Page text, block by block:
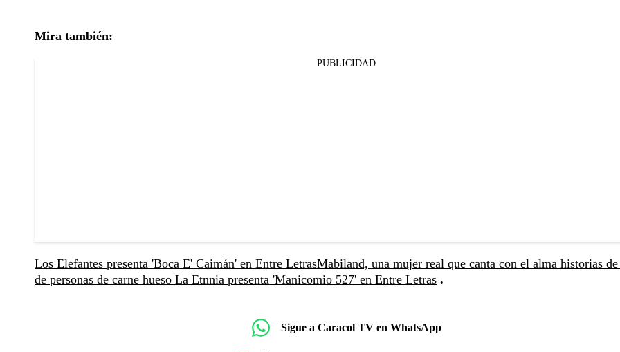
Mira también:
PUBLICIDAD
Los Elefantes presenta 'Boca E' Caimán' en Entre LetrasMabiland, una mujer real que canta con el alma historias
de personas de carne hueso La Etnnia presenta 'Manicomio 527' en Entre Letras .
Sigue a Caracol TV en WhatsApp